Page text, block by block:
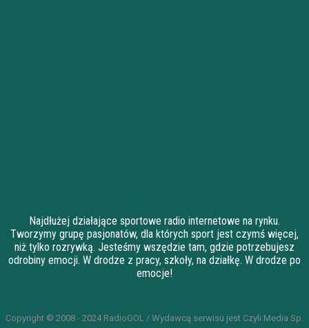
Najdłużej działające sportowe radio internetowe na rynku.
Tworzymy grupę pasjonatów, dla których sport jest czymś więcej,
niż tylko rozrywką. Jesteśmy wszędzie tam, gdzie potrzebujesz
odrobiny emocji. W drodze z pracy, szkoły, na działkę. W drodze po
emocje!
Copyright © 2008 - 2024 RadioGOL / Wydawcą serwisu jest Czyli Media Sp.